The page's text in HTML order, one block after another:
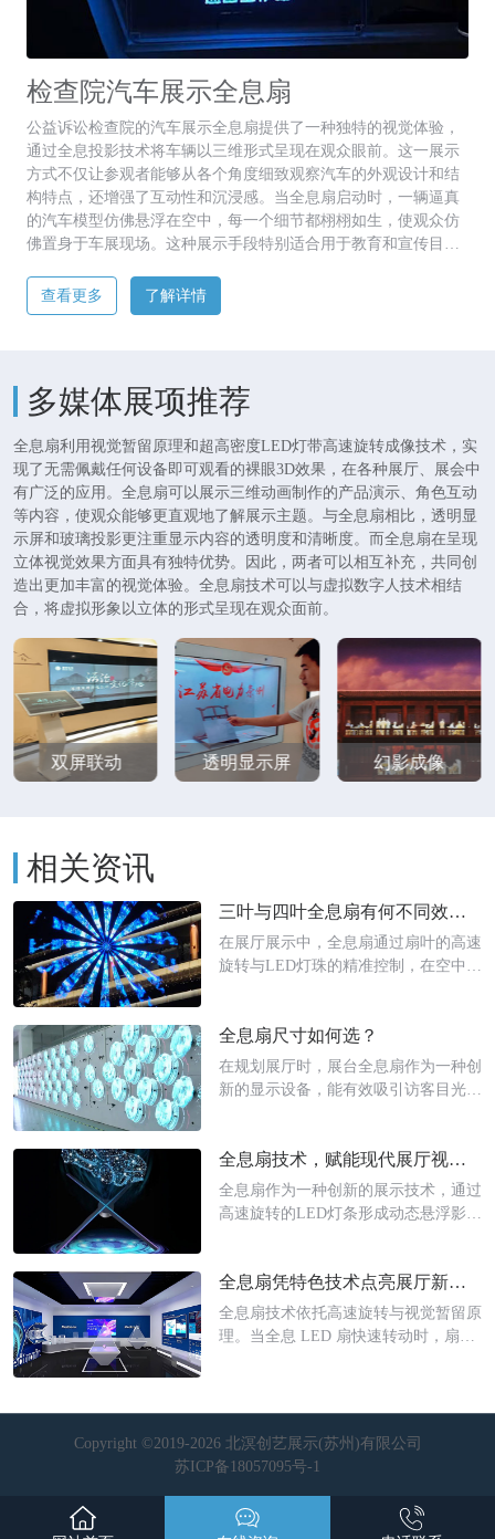
检查院汽车展示全息扇
公益诉讼检查院的汽车展示全息扇提供了一种独特的视觉体验，
通过全息投影技术将车辆以三维形式呈现在观众眼前。这一展示
方式不仅让参观者能够从各个角度细致观察汽车的外观设计和结
构特点，还增强了互动性和沉浸感。当全息扇启动时，一辆逼真
的汽车模型仿佛悬浮在空中，每一个细节都栩栩如生，使观众仿
佛置身于车展现场。这种展示手段特别适合用于教育和宣传目
准以及环保要求等内容。例如，在公益诉讼案例中涉及的车辆违
规改装、排放超标等问题，都可以通过这种方式进行生动具体的
查看更多 了解详情
多媒体展项推荐
全息扇利用视觉暂留原理和超高密度LED灯带高速旋转成像技术，实
现了无需佩戴任何设备即可观看的裸眼3D效果，在各种展厅、展会中
有广泛的应用。全息扇可以展示三维动画制作的产品演示、角色互动
等内容，使观众能够更直观地了解展示主题。与全息扇相比，透明显
示屏和玻璃投影更注重显示内容的透明度和清晰度。而全息扇在呈现
立体视觉效果方面具有独特优势。因此，两者可以相互补充，共同创
造出更加丰富的视觉体验。全息扇技术可以与虚拟数字人技术相结
合，将虚拟形象以立体的形式呈现在观众面前。
双屏联动 透明显示屏 幻影成像
相关资讯
三叶与四叶全息扇有何不同效果？
在展厅展示中，全息扇通过扇叶的高速
旋转与LED灯珠的精准控制，在空中形
场景上存在显著差异。从成像效果来
看，三叶全息扇扇叶数量较少，旋转时
的视觉刷新率相对较低，更适合呈现动
全息扇尺寸如何选？
在规划展厅时，展台全息扇作为一种创
新的显示设备，能有效吸引访客目光。
中蕴含着对展示效果与空间规划的深度
考量。合适的全息扇是成就一个成功展
示案例的基石。
全息扇技术，赋能现代展厅视觉升级
全息扇作为一种创新的展示技术，通过
高速旋转的LED灯条形成动态悬浮影
裸眼3D效果，无需佩戴特殊设备即可
观赏到逼真的立体画面。
全息扇凭特色技术点亮展厅新视界
全息扇技术依托高速旋转与视觉暂留原
理。当全息 LED 扇快速转动时，扇面
Copyright ©2019-2026 北溟创艺展示(苏州)有限公司
苏ICP备18057095号-1